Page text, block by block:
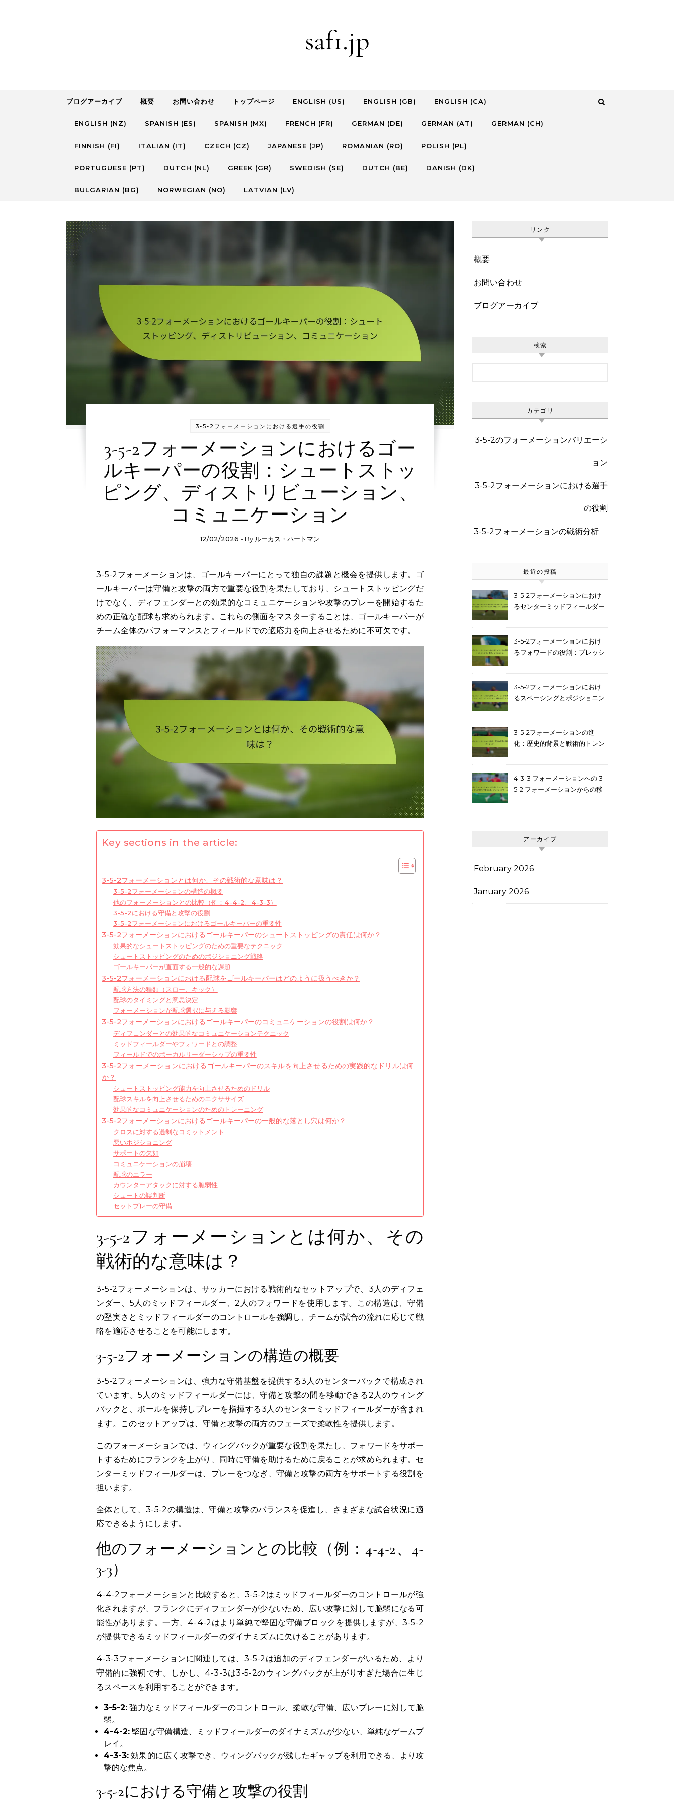
saf1.jp
ブログアーカイブ 概要 お問い合わせ トップページ ENGLISH (US) ENGLISH (GB) ENGLISH (CA)
ENGLISH (NZ) SPANISH (ES) SPANISH (MX) FRENCH (FR) GERMAN (DE) GERMAN (AT) GERMAN (CH)
FINNISH (FI) ITALIAN (IT) CZECH (CZ) JAPANESE (JP) ROMANIAN (RO) POLISH (PL)
PORTUGUESE (PT) DUTCH (NL) GREEK (GR) SWEDISH (SE) DUTCH (BE) DANISH (DK)
BULGARIAN (BG) NORWEGIAN (NO) LATVIAN (LV)
3-5-2フォーメーションにおける選手の役割
3-5-2フォーメーションにおけるゴー
ルキーパーの役割：シュートストッ
ピング、ディストリビューション、
コミュニケーション
12/02/2026 - By ルーカス・ハートマン
3-5-2フォーメーションは、ゴールキーパーにとって独自の課題と機会を提供します。ゴ
ールキーパーは守備と攻撃の両方で重要な役割を果たしており、シュートストッピングだ
けでなく、ディフェンダーとの効果的なコミュニケーションや攻撃のプレーを開始するた
めの正確な配球も求められます。これらの側面をマスターすることは、ゴールキーパーが
チーム全体のパフォーマンスとフィールドでの適応力を向上させるために不可欠です。
Key sections in the article:
3-5-2フォーメーションとは何か、その戦術的な意味は？
3-5-2フォーメーションの構造の概要
他のフォーメーションとの比較（例：4-4-2、4-3-3）
3-5-2における守備と攻撃の役割
3-5-2フォーメーションにおけるゴールキーパーの重要性
3-5-2フォーメーションにおけるゴールキーパーのシュートストッピングの責任は何か？
効果的なシュートストッピングのための重要なテクニック
シュートストッピングのためのポジショニング戦略
ゴールキーパーが直面する一般的な課題
3-5-2フォーメーションにおける配球をゴールキーパーはどのように扱うべきか？
配球方法の種類（スロー、キック）
配球のタイミングと意思決定
フォーメーションが配球選択に与える影響
3-5-2フォーメーションにおけるゴールキーパーのコミュニケーションの役割は何か？
ディフェンダーとの効果的なコミュニケーションテクニック
ミッドフィールダーやフォワードとの調整
フィールドでのボーカルリーダーシップの重要性
3-5-2フォーメーションにおけるゴールキーパーのスキルを向上させるための実践的なドリルは何
か？
シュートストッピング能力を向上させるためのドリル
配球スキルを向上させるためのエクササイズ
効果的なコミュニケーションのためのトレーニング
3-5-2フォーメーションにおけるゴールキーパーの一般的な落とし穴は何か？
クロスに対する過剰なコミットメント
悪いポジショニング
サポートの欠如
コミュニケーションの崩壊
配球のエラー
カウンターアタックに対する脆弱性
シュートの誤判断
セットプレーの守備
3-5-2フォーメーションとは何か、その
戦術的な意味は？
3-5-2フォーメーションは、サッカーにおける戦術的なセットアップで、3人のディフェ
ンダー、5人のミッドフィールダー、2人のフォワードを使用します。この構造は、守備
の堅実さとミッドフィールダーのコントロールを強調し、チームが試合の流れに応じて戦
略を適応させることを可能にします。
3-5-2フォーメーションの構造の概要
3-5-2フォーメーションは、強力な守備基盤を提供する3人のセンターバックで構成され
ています。5人のミッドフィールダーには、守備と攻撃の間を移動できる2人のウィング
バックと、ボールを保持しプレーを指揮する3人のセンターミッドフィールダーが含まれ
ます。このセットアップは、守備と攻撃の両方のフェーズで柔軟性を提供します。
このフォーメーションでは、ウィングバックが重要な役割を果たし、フォワードをサポー
トするためにフランクを上がり、同時に守備を助けるために戻ることが求められます。セ
ンターミッドフィールダーは、プレーをつなぎ、守備と攻撃の両方をサポートする役割を
担います。
全体として、3-5-2の構造は、守備と攻撃のバランスを促進し、さまざまな試合状況に適
応できるようにします。
他のフォーメーションとの比較（例：4-4-2、4-
3-3）
4-4-2フォーメーションと比較すると、3-5-2はミッドフィールダーのコントロールが強
化されますが、フランクにディフェンダーが少ないため、広い攻撃に対して脆弱になる可
能性があります。一方、4-4-2はより単純で堅固な守備ブロックを提供しますが、3-5-2
が提供できるミッドフィールダーのダイナミズムに欠けることがあります。
4-3-3フォーメーションに関連しては、3-5-2は追加のディフェンダーがいるため、より
守備的に強靭です。しかし、4-3-3は3-5-2のウィングバックが上がりすぎた場合に生じ
るスペースを利用することができます。
3-5-2: 強力なミッドフィールダーのコントロール、柔軟な守備、広いプレーに対して脆
弱。
4-4-2: 堅固な守備構造、ミッドフィールダーのダイナミズムが少ない、単純なゲームプ
レイ。
4-3-3: 効果的に広く攻撃でき、ウィングバックが残したギャップを利用できる、より攻
撃的な焦点。
3-5-2における守備と攻撃の役割
リンク
概要
お問い合わせ
ブログアーカイブ
検索
カテゴリ
3-5-2のフォーメーションバリエーシ
ョン
3-5-2フォーメーションにおける選手
の役割
3-5-2フォーメーションの戦術分析
最近の投稿
3-5-2フォーメーションにおけ
るセンターミッドフィールダー
3-5-2フォーメーションにおけ
るフォワードの役割：プレッシ
3-5-2フォーメーションにおけ
るスペーシングとポジショニン
3-5-2フォーメーションの進
化：歴史的背景と戦術的トレン
4-3-3 フォーメーションへの 3-
5-2 フォーメーションからの移
アーカイブ
February 2026
January 2026